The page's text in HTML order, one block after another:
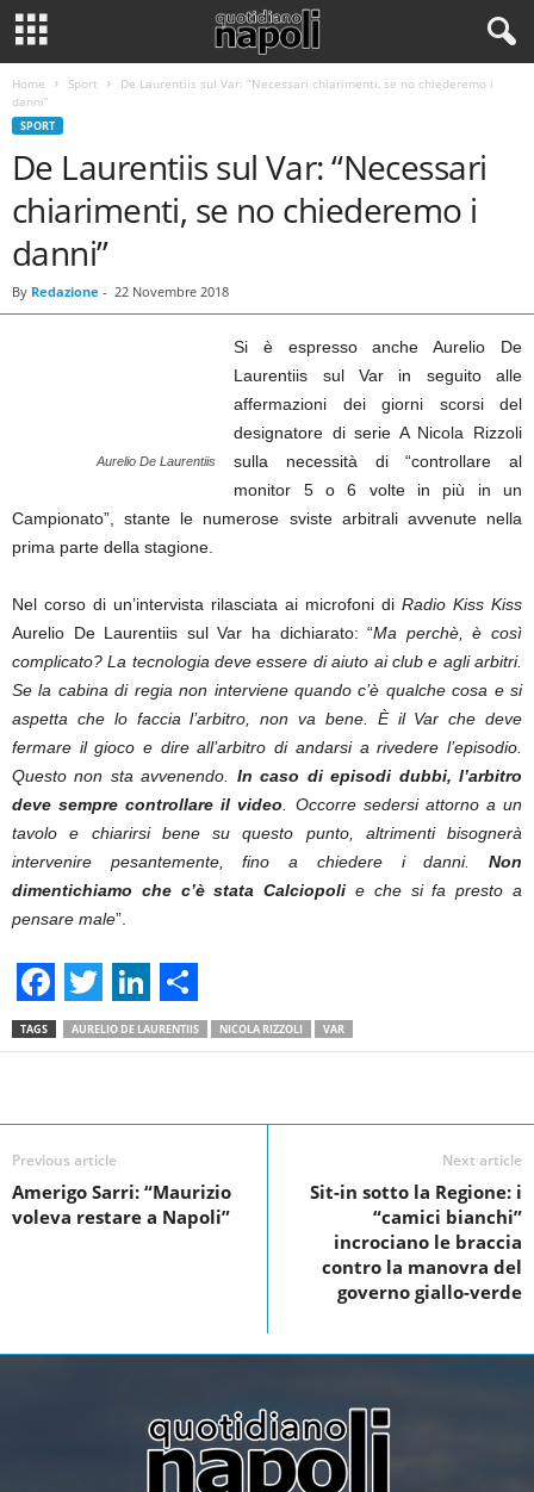
Home Sport
De Laurentiis sul Var: “Necessari chiarimenti, se no chiederemo i
danni”
SPORT
De Laurentiis sul Var: “Necessari
chiarimenti, se no chiederemo i
danni”
By Redazione - 22 Novembre 2018
Aurelio De Laurentiis
Si è espresso anche Aurelio De
Laurentiis sul Var in seguito alle
affermazioni dei giorni scorsi del
designatore di serie A Nicola Rizzoli
sulla necessità di “controllare al
monitor 5 o 6 volte in più in un
Campionato”, stante le numerose sviste arbitrali avvenute nella
prima parte della stagione.
Nel corso di un’intervista rilasciata ai microfoni di Radio Kiss Kiss
Aurelio De Laurentiis sul Var ha dichiarato: “Ma perchè, è così
complicato? La tecnologia deve essere di aiuto ai club e agli arbitri.
Se la cabina di regia non interviene quando c’è qualche cosa e si
aspetta che lo faccia l’arbitro, non va bene. È il Var che deve
fermare il gioco e dire all’arbitro di andarsi a rivedere l’episodio.
Questo non sta avvenendo. In caso di episodi dubbi, l’arbitro
deve sempre controllare il video . Occorre sedersi attorno a un
tavolo e chiarirsi bene su questo punto, altrimenti bisognerà
intervenire pesantemente, fino a chiedere i danni. Non
dimentichiamo che c’è stata Calciopoli e che si fa presto a
pensare male”.
F
a
e
b
o
T
w
t
t
e
L
i
k
e
d
S
h
r
TAGS AURELIO DE LAURENTIIS NICOLA RIZZOLI VAR
Previous article
Amerigo Sarri: “Maurizio
voleva restare a Napoli”
Next article
Sit-in sotto la Regione: i
“camici bianchi”
incrociano le braccia
contro la manovra del
governo giallo-verde